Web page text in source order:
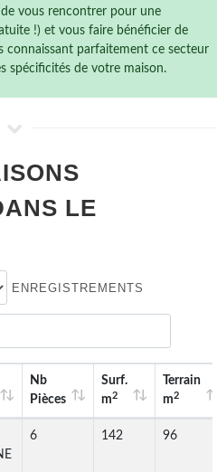
vous rencontrer pour une
!) et vous faire bénéficier de
connaissant parfaitement ce secteur
spécificités de votre maison.
LE
ENREGISTREMENTS
Nb
Pièces
Surf.
m2
Terrain
m2
6 142 96